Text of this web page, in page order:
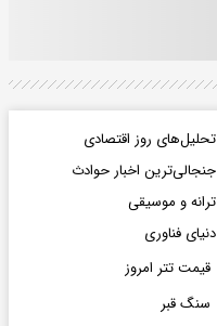
تحلیل‌های روز اقتصادی
جنجالی‌ترین اخبار حوادث
ترانه و موسیقی
دنیای فناوری
قیمت تتر امروز
سنگ قبر